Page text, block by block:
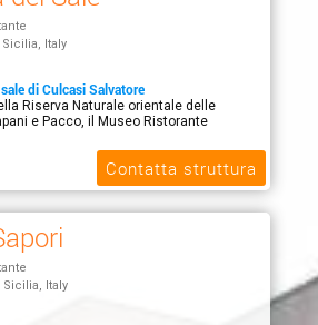
Sicilia, Italy
di Culcasi Salvatore
Riserva Naturale orientale delle
e Pacco, il Museo Ristorante
Contatta struttura
Sicilia, Italy